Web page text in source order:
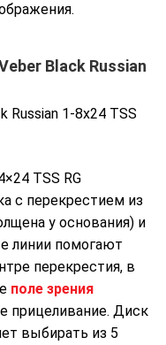
Black Russian
TSS RG
с перекрестием из
у основания) и
линии помогают
перекрестия, в
поле зрения
прицеливание. Диск
выбирать из 5